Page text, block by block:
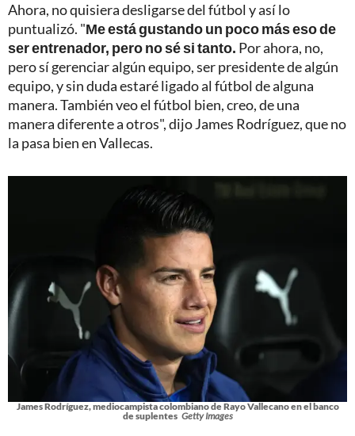
Ahora, no quisiera desligarse del fútbol y así lo
puntualizó. "Me está gustando un poco más eso de
ser entrenador, pero no sé si tanto. Por ahora, no,
pero sí gerenciar algún equipo, ser presidente de algún
equipo, y sin duda estaré ligado al fútbol de alguna
manera. También veo el fútbol bien, creo, de una
manera diferente a otros", dijo James Rodríguez, que no
la pasa bien en Vallecas.
James Rodríguez, mediocampista colombiano de Rayo Vallecano en el banco
de suplentes Getty Images